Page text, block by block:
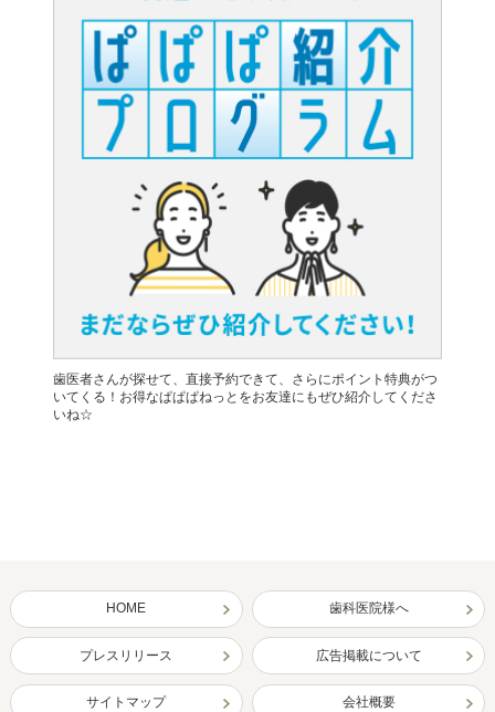
歯医者さんが探せて、直接予約できて、さらにポイント特典がつ
いてくる！お得なぱぱぱねっとをお友達にもぜひ紹介してくださ
いね☆
HOME 歯科医院様へ
プレスリリース 広告掲載について
サイトマップ 会社概要